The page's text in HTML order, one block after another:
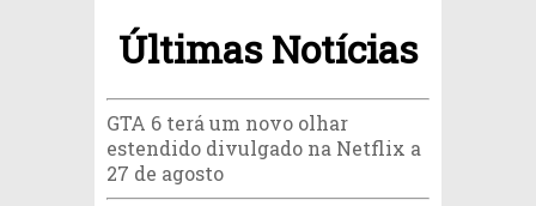
Últimas Notícias
GTA 6 terá um novo olhar
estendido divulgado na Netflix a
27 de agosto